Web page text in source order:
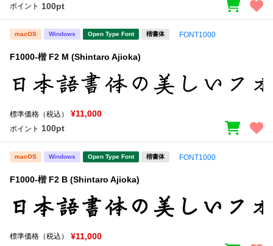
ポイント 100pt
macOS Windows Open Type Font 楷書体 FONT1000
F1000-楷 F2 M (Shintaro Ajioka)
標準価格（税込） ¥11,000
ポイント 100pt
macOS Windows Open Type Font 楷書体 FONT1000
F1000-楷 F2 B (Shintaro Ajioka)
標準価格（税込） ¥11,000